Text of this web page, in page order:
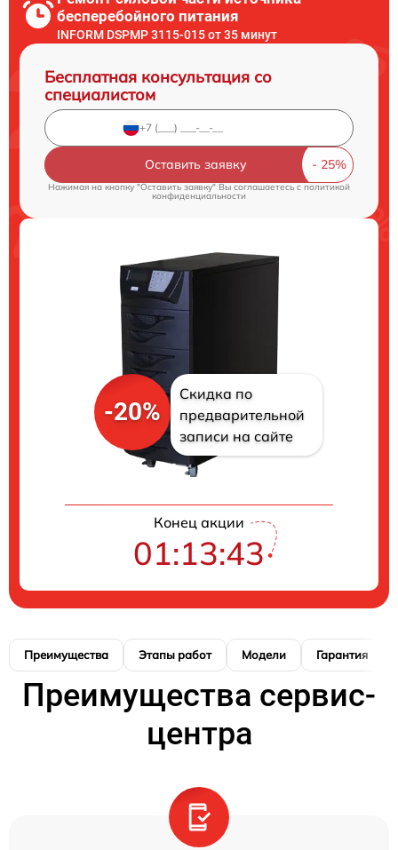
бесперебойного питания
INFORM DSPMP 3115-015 от 35 минут
Бесплатная консультация со
специалистом
Оставить заявку
Нажимая на кнопку "Оставить заявку" Вы соглашаетесь cполитикой
конфиденциальности
-20%
Скидка по
предварительной
записи на сайте
Конец акции
01:13:42
Преимущества Этапы работ Модели Гарантия
Преимущества сервис-
центра